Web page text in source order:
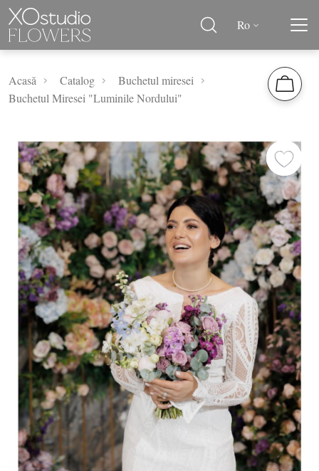
Ro
Acasă Catalog
Buchetul miresei
Buchetul Miresei "Luminile Nordului"